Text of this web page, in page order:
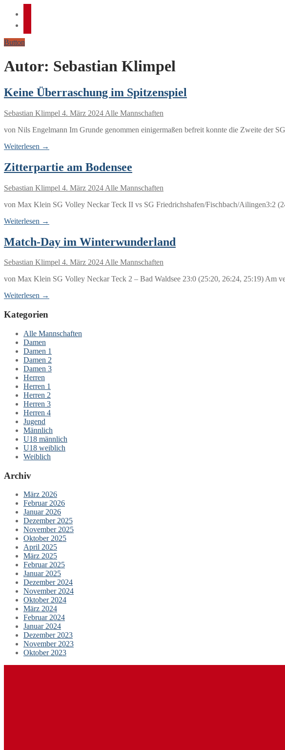
Button
Autor: Sebastian Klimpel
Keine Überraschung im Spitzenspiel
Sebastian Klimpel 4. März 2024 Alle Mannschaften
von Nils Engelmann Im Grunde genommen einigermaßen befreit konnte die Zweite der
Weiterlesen →
Zitterpartie am Bodensee
Sebastian Klimpel 4. März 2024 Alle Mannschaften
von Max Klein SG Volley Neckar Teck II vs SG Friedrichshafen/Fischbach/Ailingen3:2
Weiterlesen →
Match-Day im Winterwunderland
Sebastian Klimpel 4. März 2024Alle Mannschaften
von Max Klein SG Volley Neckar Teck 2 – Bad Waldsee 23:0 (25:20, 26:24, 25:19) Am
Weiterlesen →
Kategorien
Alle Mannschaften
Damen
Damen 1
Damen 2
Damen 3
Herren
Herren 1
Herren 2
Herren 3
Herren 4
Jugend
Männlich
U18 männlich
U18 weiblich
Weiblich
Archiv
März 2026
Februar 2026
Januar 2026
Dezember 2025
November 2025
Oktober 2025
April 2025
März 2025
Februar 2025
Januar 2025
Dezember 2024
November 2024
Oktober 2024
März 2024
Februar 2024
Januar 2024
Dezember 2023
November 2023
Oktober 2023